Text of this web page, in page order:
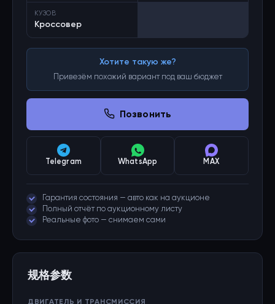
КУЗОВ
Кроссовер
Хотите такую же?
Привезём похожий вариант под ваш бюджет
Позвонить
Telegram WhatsApp MAX
Гарантия состояния — авто как на аукционе
Полный отчёт по аукционному листу
Реальные фото — снимаем сами
规格参数
ДВИГАТЕЛЬ И ТРАНСМИССИЯ